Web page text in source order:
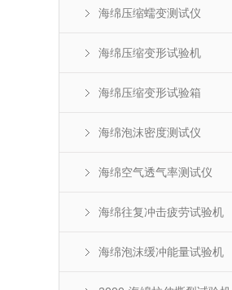
海绵压缩蠕变测试仪
海绵压缩变形试验机
海绵压缩变形试验箱
海绵泡沫密度测试仪
海绵空气透气率测试仪
海绵往复冲击疲劳试验机
海绵泡沫缓冲能量试验机